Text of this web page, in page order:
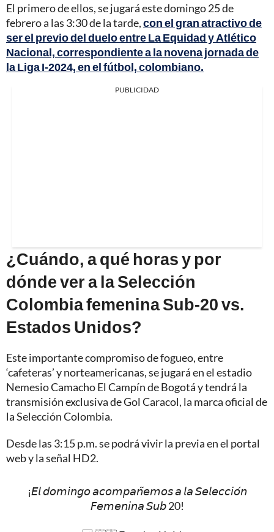
El primero de ellos, se jugará este domingo 25 de
febrero a las 3:30 de la tarde,con el gran atractivo de
ser el previo del duelo entre La Equidad y Atlético
Nacional, correspondiente a la novena jornada de
la Liga I-2024, en el fútbol, colombiano.
PUBLICIDAD
¿Cuándo, a qué horas y por
dónde ver a la Selección
Colombia femenina Sub-20 vs.
Estados Unidos?
Este importante compromiso de fogueo, entre
‘cafeteras’ y norteamericanas, se jugará en el estadio
Nemesio Camacho El Campín de Bogotá y tendrá la
transmisión exclusiva de Gol Caracol, la marca oficial de
la Selección Colombia.
Desde las 3:15 p.m. se podrá vivir la previa en el portal
web y la señal HD2.
¡𝘌𝘭 𝘥𝘰𝘮𝘪𝘯𝘨𝘰 𝘢𝘤𝘰𝘮𝘱𝘢𝘯̃𝘦𝘮𝘰𝘴 𝘢 𝘭𝘢 𝘚𝘦𝘭𝘦𝘤𝘤𝘪𝘰́𝘯
𝘍𝘦𝘮𝘦𝘯𝘪𝘯𝘢 𝘚𝘶𝘣 20!